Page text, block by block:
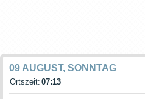
09 AUGUST, SONNTAG
Ortszeit: 07:13